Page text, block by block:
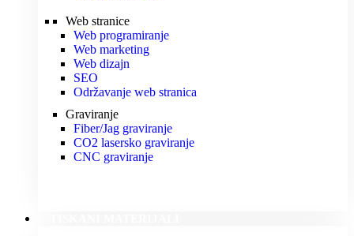
Web stranice
Web programiranje
Web marketing
Web dizajn
SEO
Održavanje web stranica
Graviranje
Fiber/Jag graviranje
CO2 lasersko graviranje
CNC graviranje